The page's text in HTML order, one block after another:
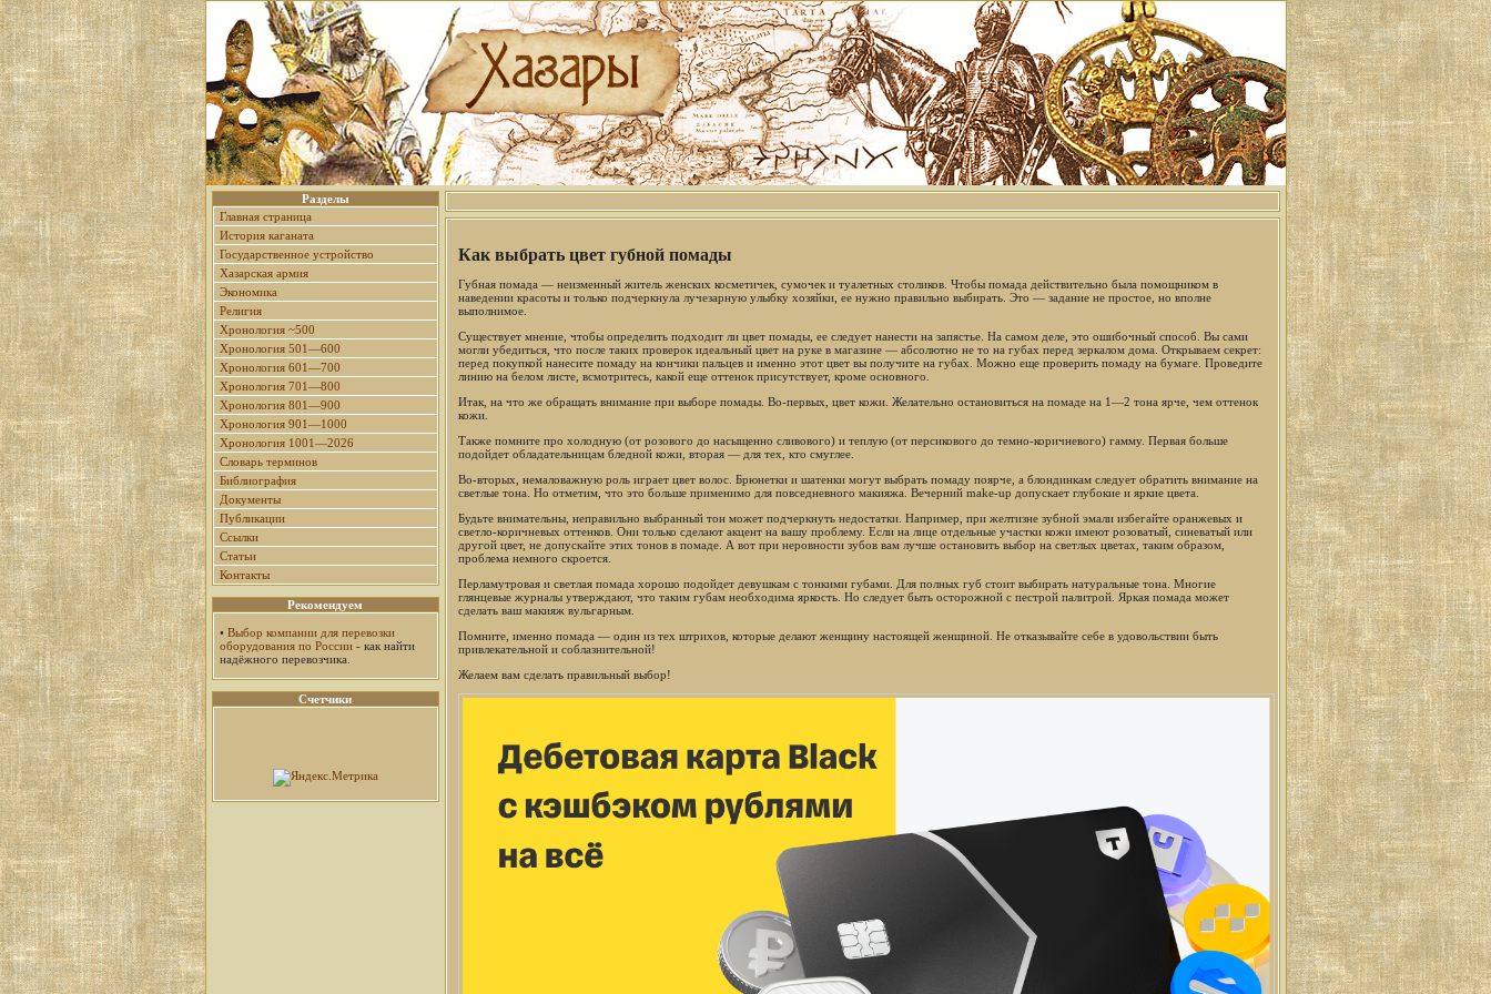
Разделы
Главная страница
История каганата
Государственное устройство
Хазарская армия
Экономика
Религия
Хронология ~500
Хронология 501—600
Хронология 601—700
Хронология 701—800
Хронология 801—900
Хронология 901—1000
Хронология 1001—2026
Словарь терминов
Библиография
Документы
Публикации
Ссылки
Статьи
Контакты
Рекомендуем
• Выбор компании для перевозки
оборудования по России- как найти
надёжного перевозчика.
Счетчики
Как выбрать цвет губной помады
Губная помада — неизменный житель женских косметичек, сумочек и туалетных столиков. Чтобы помада действительно была помощником в
наведении красоты и только подчеркнула лучезарную улыбку хозяйки, ее нужно правильно выбирать. Это — задание не простое, но вполне
выполнимое.
Существует мнение, чтобы определить подходит ли цвет помады, ее следует нанести на запястье. На самом деле, это ошибочный способ. Вы сами
могли убедиться, что после таких проверок идеальный цвет на руке в магазине — абсолютно не то на губах перед зеркалом дома. Открываем секрет:
перед покупкой нанесите помаду на кончики пальцев и именно этот цвет вы получите на губах. Можно еще проверить помаду на бумаге. Проведите
линию на белом листе, всмотритесь, какой еще оттенок присутствует, кроме основного.
Итак, на что же обращать внимание при выборе помады. Во-первых, цвет кожи. Желательно остановиться на помаде на 1—2 тона ярче, чем оттенок
кожи.
Также помните про холодную (от розового до насыщенно сливового) и теплую (от персикового до темно-коричневого) гамму. Первая больше
подойдет обладательницам бледной кожи, вторая — для тех, кто смуглее.
Во-вторых, немаловажную роль играет цвет волос. Брюнетки и шатенки могут выбрать помаду поярче, а блондинкам следует обратить внимание на
светлые тона. Но отметим, что это больше применимо для повседневного макияжа. Вечерний make-up допускает глубокие и яркие цвета.
Будьте внимательны, неправильно выбранный тон может подчеркнуть недостатки. Например, при желтизне зубной эмали избегайте оранжевых и
светло-коричневых оттенков. Они только сделают акцент на вашу проблему. Если на лице отдельные участки кожи имеют розоватый, синеватый или
другой цвет, не допускайте этих тонов в помаде. А вот при неровности зубов вам лучше остановить выбор на светлых цветах, таким образом,
проблема немного скроется.
Перламутровая и светлая помада хорошо подойдет девушкам с тонкими губами. Для полных губ стоит выбирать натуральные тона. Многие
глянцевые журналы утверждают, что таким губам необходима яркость. Но следует быть осторожной с пестрой палитрой. Яркая помада может
сделать ваш макияж вульгарным.
Помните, именно помада — один из тех штрихов, которые делают женщину настоящей женщиной. Не отказывайте себе в удовольствии быть
привлекательной и соблазнительной!
Желаем вам сделать правильный выбор!